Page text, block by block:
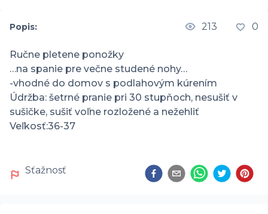
Popis:
Ručne pletene ponožky
…na spanie pre večne studené nohy…
-vhodné do domov s podlahovým kúrením
Údržba: šetrné pranie pri 30 stupňoch, nesušiť v
sušičke, sušiť voľne rozložené a nežehliť
Veľkosť:36-37
Sťažnosť
213 0